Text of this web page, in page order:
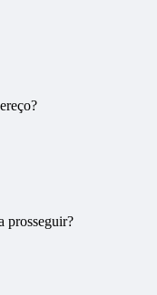
prosseguir?